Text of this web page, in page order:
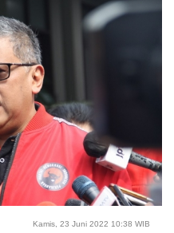
Kamis, 23 Juni 2022 10:38 WIB